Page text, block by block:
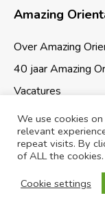
Amazing
Over Amazing
40 jaar Amazing
Vacatures
© 2026 Amazing
We use cookies
relevant
repeat visits. By
of ALL the cookies.
Cookie settings